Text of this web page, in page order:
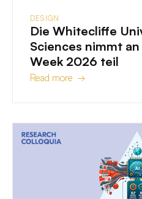
DESIGN
Die Whitecliffe
Sciences nimmt
Week 2026 teil
Read more →